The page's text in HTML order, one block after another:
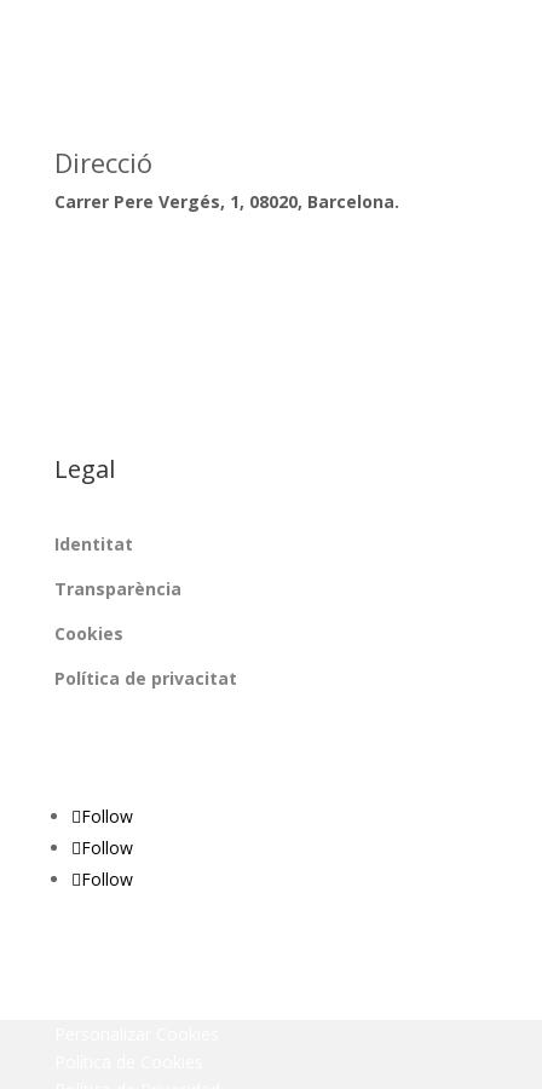
Direcció
Carrer Pere Vergés, 1, 08020, Barcelona.
Legal
Identitat
Transparència
Cookies
Política de privacitat
Follow
Follow
Follow